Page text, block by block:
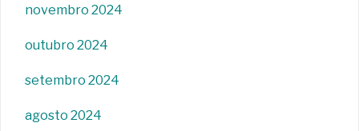
novembro 2024
outubro 2024
setembro 2024
agosto 2024